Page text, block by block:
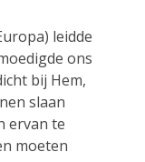
leidde
ons
bij Hem,
slaan
ervan te
moeten